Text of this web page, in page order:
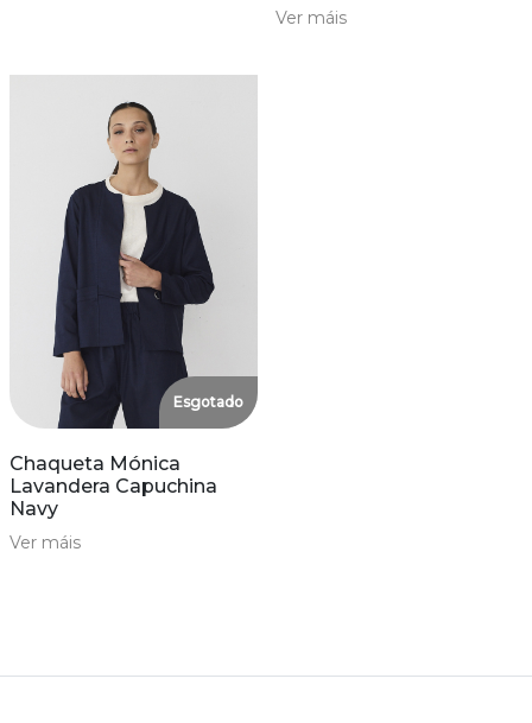
Ver máis
Esgotado
Chaqueta Mónica
Lavandera Capuchina
Navy
Ver máis